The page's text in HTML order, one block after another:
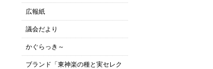
広報紙
議会だより
かぐらっき～
ブランド「東神楽の種と実セレク